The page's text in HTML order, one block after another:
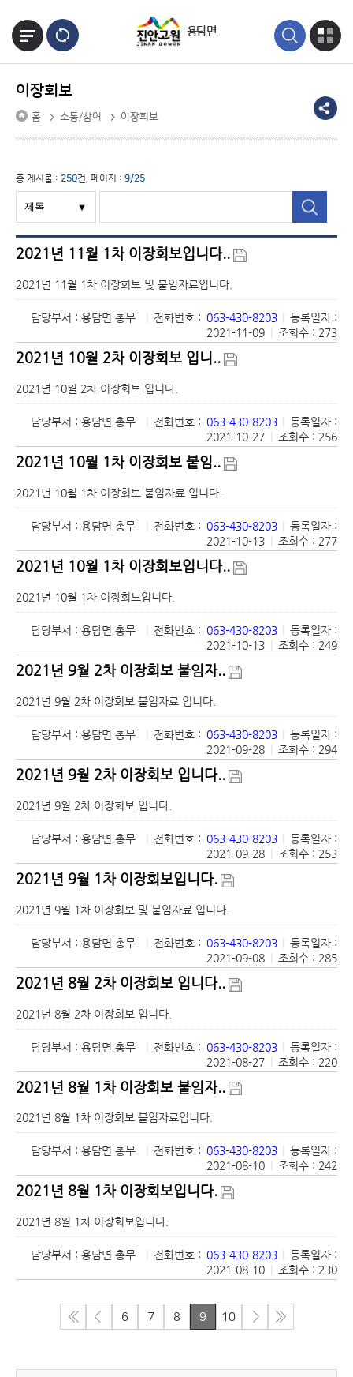
용담면
이장회보
홈 소통/참여 이장회보
총 게시물 : 250건, 페이지 : 9/25
2021년 11월 1차 이장회보입니다..
2021년 11월 1차 이장회보 및 붙임자료입니다.
담당부서 : 용담면 총무 전화번호 : 063-430-8203
등록일자 :
2021-11-09
조회수 : 273
2021년 10월 2차 이장회보 입니..
2021년 10월 2차 이장회보 입니다.
담당부서 : 용담면 총무 전화번호 : 063-430-8203
등록일자 :
2021-10-27
조회수 : 256
2021년 10월 1차 이장회보 붙임..
2021년 10월 1차 이장회보 붙임자료 입니다.
담당부서 : 용담면 총무 전화번호 : 063-430-8203
등록일자 :
2021-10-13
조회수 : 277
2021년 10월 1차 이장회보입니다..
2021년 10월 1차 이장회보입니다.
담당부서 : 용담면 총무 전화번호 : 063-430-8203
등록일자 :
2021-10-13
조회수 : 249
2021년 9월 2차 이장회보 붙임자..
2021년 9월 2차 이장회보 붙임자료 입니다.
담당부서 : 용담면 총무 전화번호 : 063-430-8203
등록일자 :
2021-09-28
조회수 : 294
2021년 9월 2차 이장회보 입니다..
2021년 9월 2차 이장회보 입니다.
담당부서 : 용담면 총무 전화번호 : 063-430-8203
등록일자 :
2021-09-28
조회수 : 253
2021년 9월 1차 이장회보입니다.
2021년 9월 1차 이장회보 및 붙임자료 입니다.
담당부서 : 용담면 총무 | 전화번호 : 063-430-8203 | 등록일자 :
2021-09-08 | 조회수 : 285
2021년 8월 2차 이장회보 입니다..
2021년 8월 2차 이장회보 입니다.
담당부서 : 용담면 총무 | 전화번호 : 063-430-8203 | 등록일자 :
2021-08-27 | 조회수 : 220
2021년 8월 1차 이장회보 붙임자..
2021년 8월 1차 이장회보 붙임자료입니다.
담당부서 : 용담면 총무 전화번호 : 063-430-8203
등록일자 :
2021-08-10
조회수 : 242
2021년 8월 1차 이장회보입니다.
2021년 8월 1차 이장회보입니다.
담당부서 : 용담면 총무 전화번호 : 063-430-8203
등록일자 :
2021-08-10
조회수 : 230
6 7 8 9 10